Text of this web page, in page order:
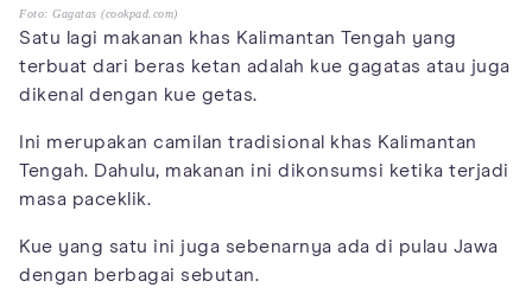
Foto: Gagatas (cookpad.com)
Satu lagi makanan khas Kalimantan Tengah yang
terbuat dari beras ketan adalah kue gagatas atau juga
dikenal dengan kue getas.
Ini merupakan camilan tradisional khas Kalimantan
Tengah. Dahulu, makanan ini dikonsumsi ketika terjadi
masa paceklik.
Kue yang satu ini juga sebenarnya ada di pulau Jawa
dengan berbagai sebutan.